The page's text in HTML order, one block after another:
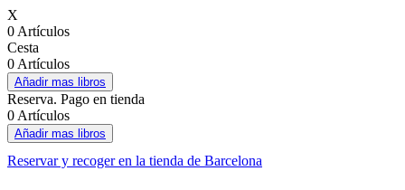
X
0 Artículos
Cesta
0 Artículos
Añadir mas libros
Reserva. Pago en tienda
0 Artículos
Añadir mas libros
Reservar y recoger en la tienda de Barcelona